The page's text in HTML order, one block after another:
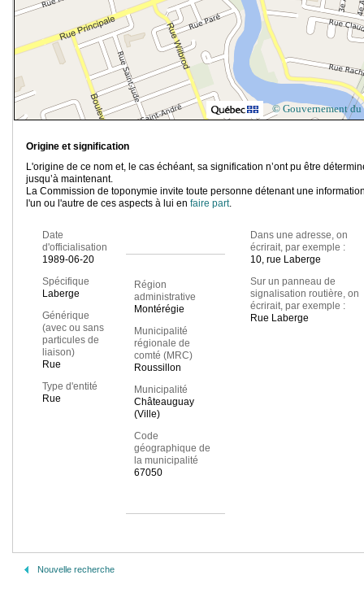
© Gouvernement du
Origine et signification
L'origine de ce nom et, le cas échéant, sa signification n’ont pu être
jusqu’à maintenant.
La Commission de toponymie invite toute personne détenant une
l'un ou l'autre de ces aspects à lui en faire part.
Date
d'officialisation
1989-06-20
Spécifique
Laberge
Générique
(avec ou sans
particules de
liaison)
Rue
Type d'entité
Rue
Région
administrative
Montérégie
Municipalité
régionale de
comté (MRC)
Roussillon
Municipalité
Châteauguay
(Ville)
Code
géographique de
la municipalité
67050
Dans une adresse, on
écrirait, par exemple :
10, rue Laberge
Sur un panneau de
signalisation routière, on
écrirait, par exemple :
Rue Laberge
Nouvelle recherche